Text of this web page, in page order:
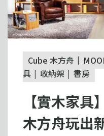
Cube 木方舟
具
收納架 書房
【實木家
木方舟玩出